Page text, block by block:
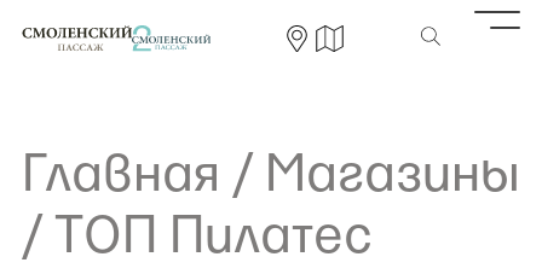
Главная / Магазины
/ ТОП Пилатес